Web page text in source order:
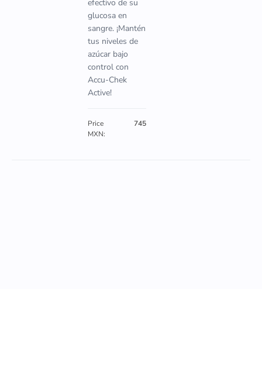
efectivo de su
glucosa en
sangre. ¡Mantén
tus niveles de
azúcar bajo
control con
Accu-Chek
Active!
Price
MXN:
745